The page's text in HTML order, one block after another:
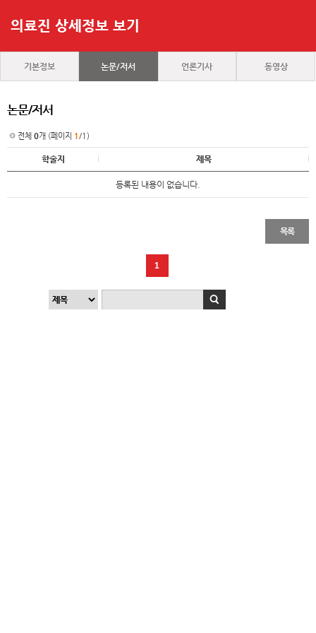
의료진 상세정보 보기
기본정보 논문/저서 언론기사 동영상
논문/저서
전체 0개 (페이지 1/1)
학술지 제목
등록된 내용이 없습니다.
목록
1